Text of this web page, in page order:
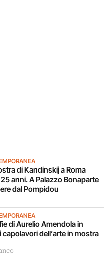
di Kandinskij a Roma
anni. A Palazzo Bonaparte
dal Pompidou
di Aurelio Amendola in
dell’arte in mostra